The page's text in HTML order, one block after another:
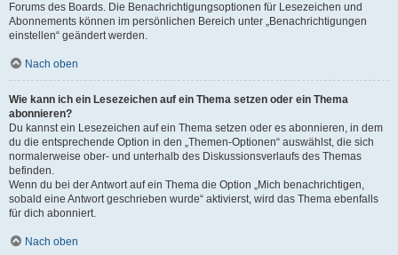
Forums des Boards. Die Benachrichtigungsoptionen für Lesezeichen und
Abonnements können im persönlichen Bereich unter „Benachrichtigungen
einstellen“ geändert werden.
Nach oben
Wie kann ich ein Lesezeichen auf ein Thema setzen oder ein Thema
abonnieren?
Du kannst ein Lesezeichen auf ein Thema setzen oder es abonnieren, in dem
du die entsprechende Option in den „Themen-Optionen“ auswählst, die sich
normalerweise ober- und unterhalb des Diskussionsverlaufs des Themas
befinden.
Wenn du bei der Antwort auf ein Thema die Option „Mich benachrichtigen,
sobald eine Antwort geschrieben wurde“ aktivierst, wird das Thema ebenfalls
für dich abonniert.
Nach oben